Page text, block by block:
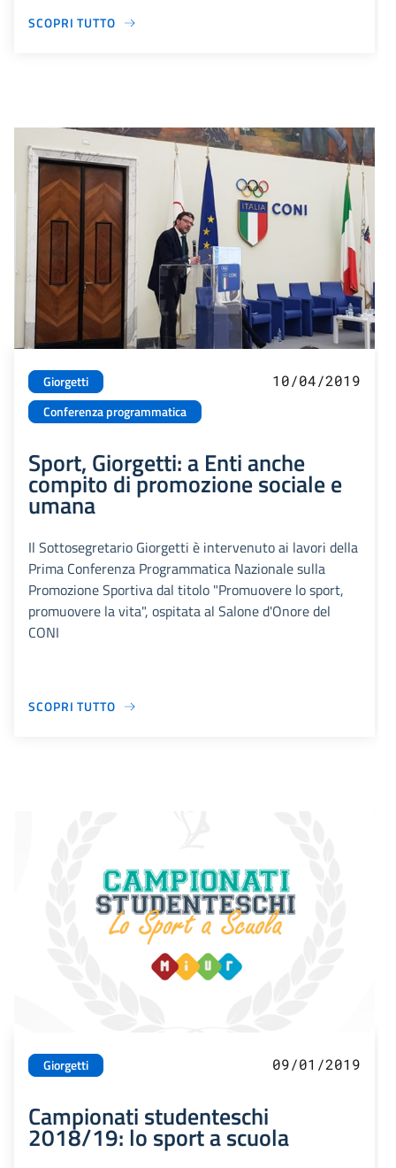
SCOPRI TUTTO
Giorgetti
Conferenza programmatica
10/04/2019
Sport, Giorgetti: a Enti anche
compito di promozione sociale e
umana
Il Sottosegretario Giorgetti è intervenuto ai lavori della
Prima Conferenza Programmatica Nazionale sulla
Promozione Sportiva dal titolo "Promuovere lo sport,
promuovere la vita", ospitata al Salone d'Onore del
CONI
SCOPRI TUTTO
Giorgetti 09/01/2019
Campionati studenteschi
2018/19: lo sport a scuola